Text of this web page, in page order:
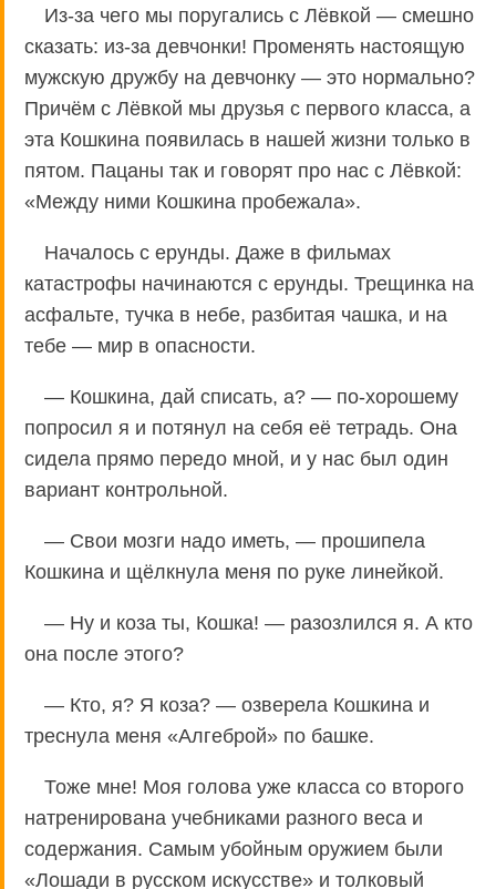
Из-за чего мы поругались с Лёвкой — смешно
сказать: из-за девчонки! Променять настоящую
мужскую дружбу на девчонку — это нормально?
Причём с Лёвкой мы друзья с первого класса, а
эта Кошкина появилась в нашей жизни только в
пятом. Пацаны так и говорят про нас с Лёвкой:
«Между ними Кошкина пробежала».
Началось с ерунды. Даже в фильмах
катастрофы начинаются с ерунды. Трещинка на
асфальте, тучка в небе, разбитая чашка, и на
тебе — мир в опасности.
— Кошкина, дай списать, а? — по-хорошему
попросил я и потянул на себя её тетрадь. Она
сидела прямо передо мной, и у нас был один
вариант контрольной.
— Свои мозги надо иметь, — прошипела
Кошкина и щёлкнула меня по руке линейкой.
— Ну и коза ты, Кошка! — разозлился я. А кто
она после этого?
— Кто, я? Я коза? — озверела Кошкина и
треснула меня «Алгеброй» по башке.
Тоже мне! Моя голова уже класса со второго
натренирована учебниками разного веса и
содержания. Самым убойным оружием были
«Лошади в русском искусстве» и толковый